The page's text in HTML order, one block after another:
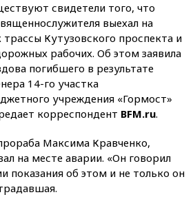
свидетели того, что
выехал на
Кутузовского проспекта и
рабочих. Об этом заявила
погибшего в результате
14-го участка
учреждения «Гормост»
корреспондент BFM.ru.
Максима Кравченко,
на месте аварии. «Он говорил
показания об этом и не только он